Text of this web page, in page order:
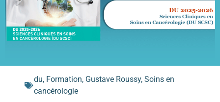
du, Formation, Gustave Roussy, Soins en
cancérologie